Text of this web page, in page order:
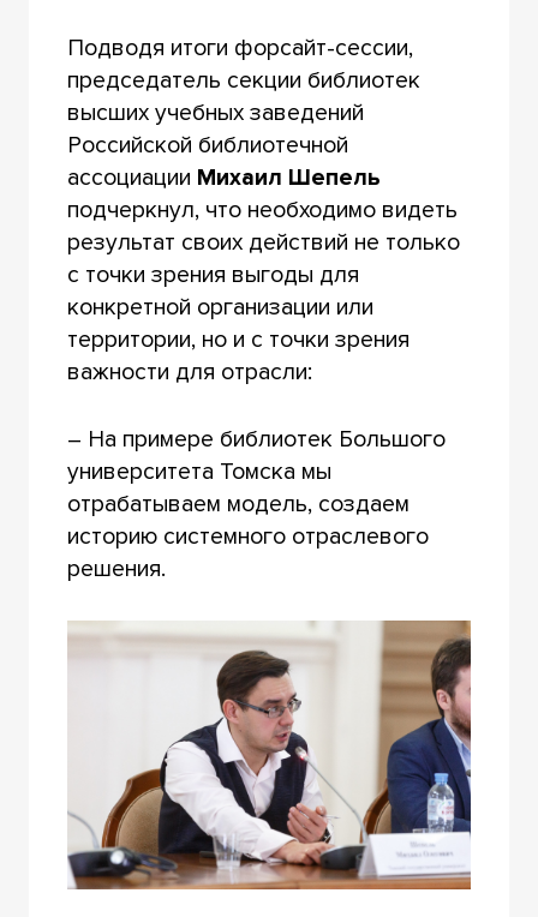
Подводя итоги форсайт-сессии,
председатель секции библиотек
высших учебных заведений
Российской библиотечной
ассоциации Михаил Шепель
подчеркнул, что необходимо видеть
результат своих действий не только
с точки зрения выгоды для
конкретной организации или
территории, но и с точки зрения
важности для отрасли:
– На примере библиотек Большого
университета Томска мы
отрабатываем модель, создаем
историю системного отраслевого
решения.